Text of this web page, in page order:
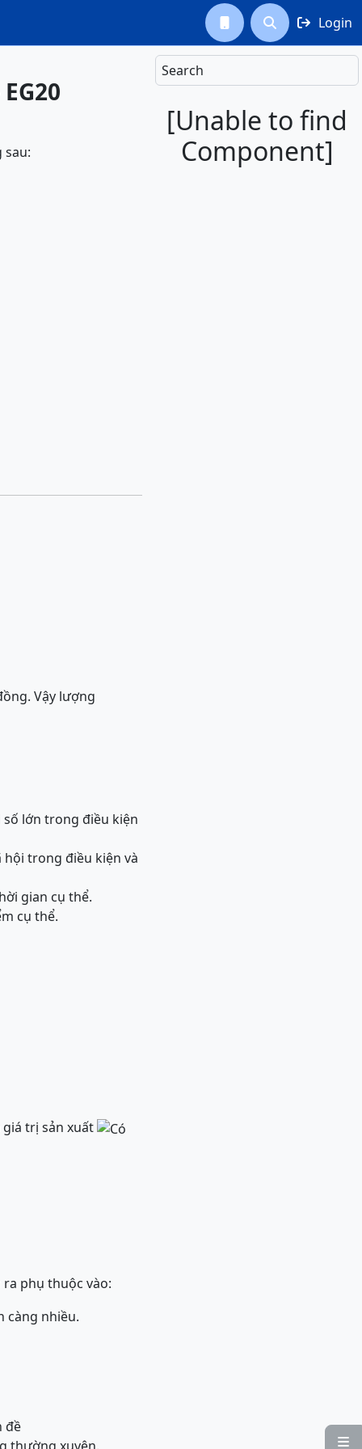
  Login

Search
[Unable to find
Component]
sau:
Vậy lượng
lớn trong điều kiện
trong điều kiện và
gian cụ thể.
cụ thể.
trị sản xuất
ra phụ thuộc vào:
càng nhiều.
đề